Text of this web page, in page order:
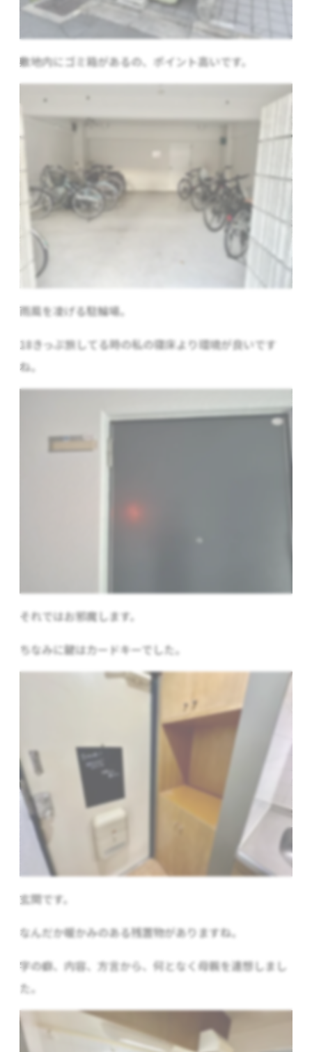
敷地内にゴミ箱があるの、ポイント高いです。
雨風を凌げる駐輪場。
18きっぷ旅してる時の私の寝床より環境が良いです
ね。
それではお邪魔します。
ちなみに鍵はカードキーでした。
玄関です。
なんだか暖かみのある残置物がありますね。
字の癖、内容、方言から、何となく母親を連想しまし
た。